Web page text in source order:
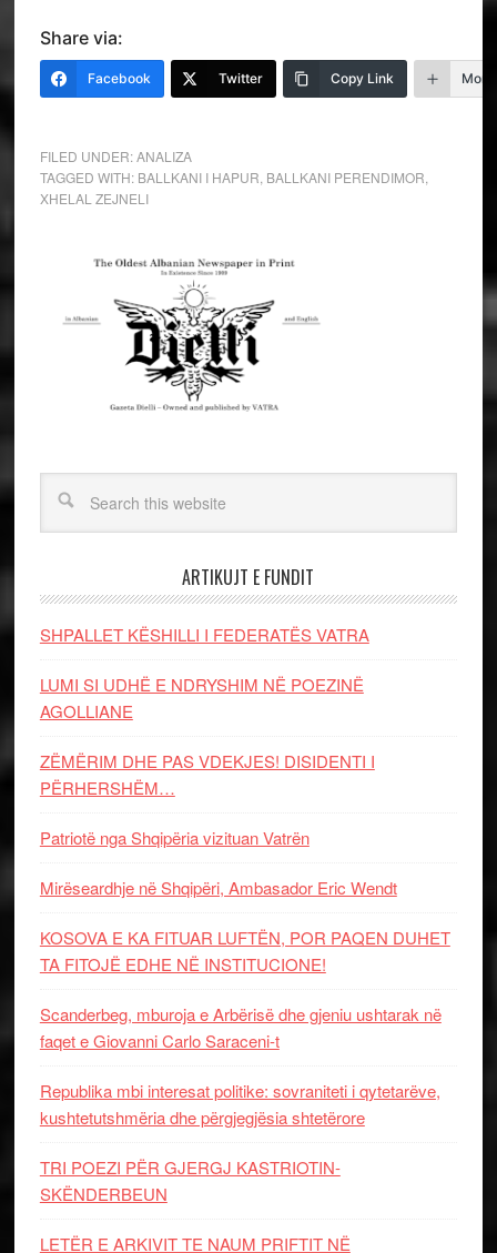
Share via:
Facebook Twitter Copy Link More
FILED UNDER:ANALIZA
TAGGED WITH: BALLKANI I HAPUR BALLKANI PERENDIMOR
XHELAL ZEJNELI
ARTIKUJT E FUNDIT
SHPALLET KËSHILLI I FEDERATËS VATRA
LUMI SI UDHË E NDRYSHIM NË POEZINË
AGOLLIANE
ZËMËRIM DHE PAS VDEKJES! DISIDENTI I
PËRHERSHËM…
Patriotë nga Shqipëria vizituan Vatrën
Mirëseardhje në Shqipëri, Ambasador Eric Wendt
KOSOVA E KA FITUAR LUFTËN, POR PAQEN DUHET
TA FITOJË EDHE NË INSTITUCIONE!
Scanderbeg, mburoja e Arbërisë dhe gjeniu ushtarak në
faqet e Giovanni Carlo Saraceni-t
Republika mbi interesat politike: sovraniteti i qytetarëve,
kushtetutshmëria dhe përgjegjësia shtetërore
TRI POEZI PËR GJERGJ KASTRIOTIN-
SKËNDERBEUN
LETËR E ARKIVIT TE NAUM PRIFTIT NË